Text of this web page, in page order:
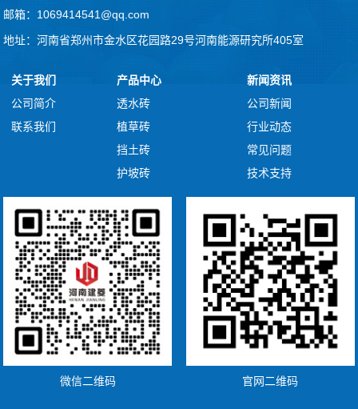
邮箱：1069414541@qq.com
地址：河南省郑州市金水区花园路29号河南能源研究所405室
关于我们
公司简介
联系我们
产品中心
透水砖
植草砖
挡土砖
护坡砖
新闻资讯
公司新闻
行业动态
常见问题
技术支持
微信二维码 官网二维码